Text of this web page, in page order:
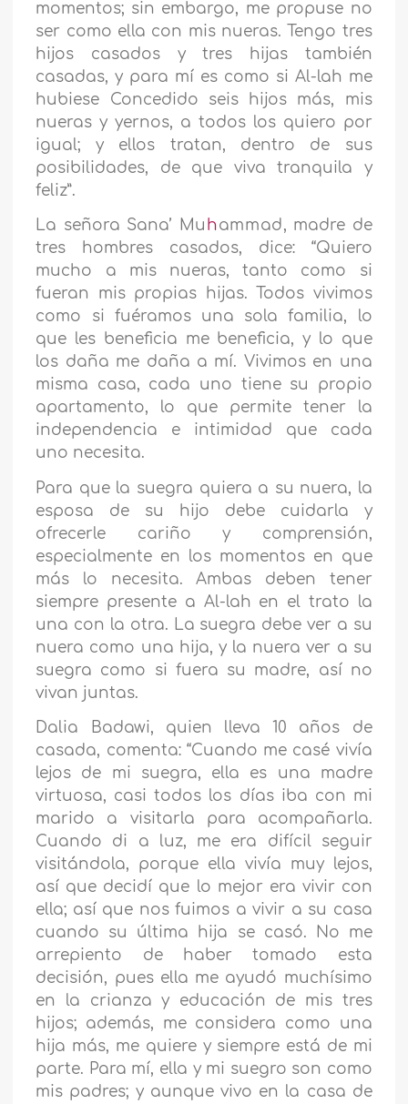
momentos; sin embargo, me propuse no
ser como ella con mis nueras. Tengo tres
hijos casados y tres hijas también
casadas, y para mí es como si Al-lah me
hubiese Concedido seis hijos más, mis
nueras y yernos, a todos los quiero por
igual; y ellos tratan, dentro de sus
posibilidades, de que viva tranquila y
feliz”.
La señora Sana’ Mu hammad, madre de
tres hombres casados, dice: “Quiero
mucho a mis nueras, tanto como si
fueran mis propias hijas. Todos vivimos
como si fuéramos una sola familia, lo
que les beneficia me beneficia, y lo que
los daña me daña a mí. Vivimos en una
misma casa, cada uno tiene su propio
apartamento, lo que permite tener la
independencia e intimidad que cada
uno necesita.
Para que la suegra quiera a su nuera, la
esposa de su hijo debe cuidarla y
ofrecerle cariño y comprensión,
especialmente en los momentos en que
más lo necesita. Ambas deben tener
siempre presente a Al-lah en el trato la
una con la otra. La suegra debe ver a su
nuera como una hija, y la nuera ver a su
suegra como si fuera su madre, así no
vivan juntas.
Dalia Badawi, quien lleva 10 años de
casada, comenta: “Cuando me casé vivía
lejos de mi suegra, ella es una madre
virtuosa, casi todos los días iba con mi
marido a visitarla para acompañarla.
Cuando di a luz, me era difícil seguir
visitándola, porque ella vivía muy lejos,
así que decidí que lo mejor era vivir con
ella; así que nos fuimos a vivir a su casa
cuando su última hija se casó. No me
arrepiento de haber tomado esta
decisión, pues ella me ayudó muchísimo
en la crianza y educación de mis tres
hijos; además, me considera como una
hija más, me quiere y siempre está de mi
parte. Para mí, ella y mi suegro son como
mis padres; y aunque vivo en la casa de